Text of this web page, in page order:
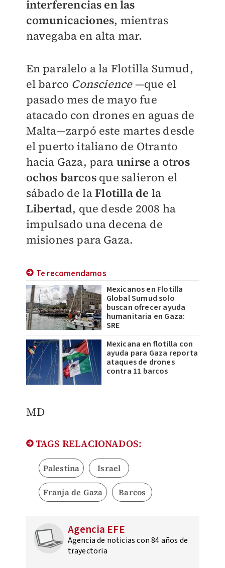
interferencias en las
comunicaciones, mientras
navegaba en alta mar.
En paralelo a la Flotilla Sumud,
el barco Conscience—que el
pasado mes de mayo fue
atacado con drones en aguas de
Malta—zarpó este martes desde
el puerto italiano de Otranto
hacia Gaza, para unirse a otros
ochos barcosque salieron el
sábado de laFlotilla de la
Libertad, que desde 2008 ha
impulsado una decena de
misiones para Gaza.
Te recomendamos
Mexicanos en Flotilla
Global Sumud solo
buscan ofrecer ayuda
humanitaria en Gaza:
SRE
Mexicana en flotilla con
ayuda para Gaza reporta
ataques de drones
contra 11 barcos
MD
TAGS RELACIONADOS:
Palestina Israel
Franja de Gaza Barcos
Agencia EFE
Agencia de noticias con 84 años de
trayectoria